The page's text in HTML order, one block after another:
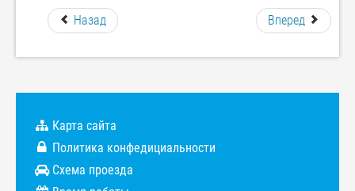
Назад Вперед
Карта сайта
Политика конфедициальности
Схема проезда